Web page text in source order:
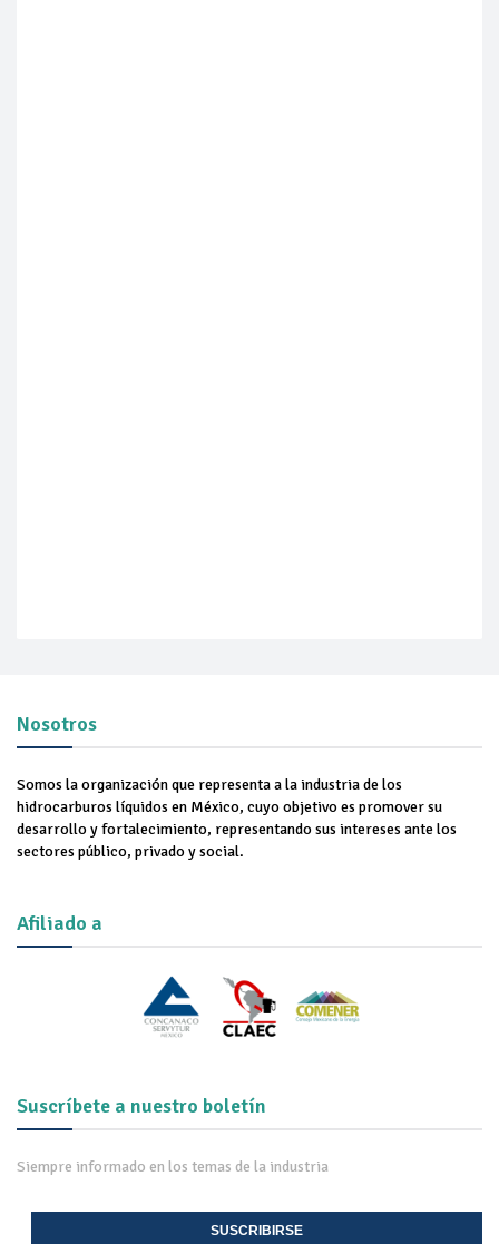
Nosotros
Somos la organización que representa a la industria de los
hidrocarburos líquidos en México, cuyo objetivo es promover su
desarrollo y fortalecimiento, representando sus intereses ante los
sectores público, privado y social.
Afiliado a
Suscríbete a nuestro boletín
Siempre informado en los temas de la industria
SUSCRIBIRSE